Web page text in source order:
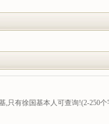
,只有徐国基本人可查询!(2-250个